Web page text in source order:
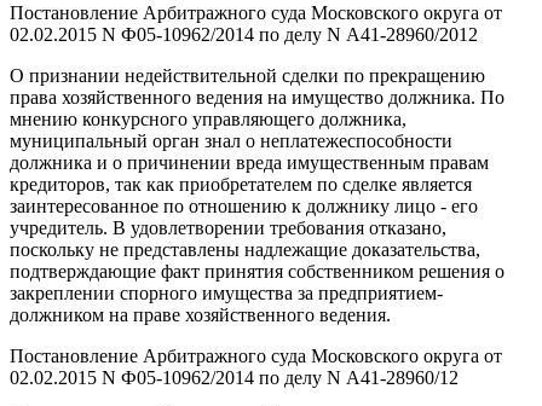
Постановление Арбитражного суда Московского округа от
02.02.2015 N Ф05-10962/2014 по делу N А41-28960/2012
О признании недействительной сделки по прекращению
права хозяйственного ведения на имущество должника. По
мнению конкурсного управляющего должника,
муниципальный орган знал о неплатежеспособности
должника и о причинении вреда имущественным правам
кредиторов, так как приобретателем по сделке является
заинтересованное по отношению к должнику лицо - его
учредитель. В удовлетворении требования отказано,
поскольку не представлены надлежащие доказательства,
подтверждающие факт принятия собственником решения о
закреплении спорного имущества за предприятием-
должником на праве хозяйственного ведения.
Постановление Арбитражного суда Московского округа от
02.02.2015 N Ф05-10962/2014 по делу N А41-28960/12